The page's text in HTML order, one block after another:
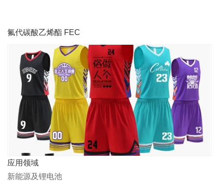
氟代碳酸乙烯酯 FEC
应用领域
新能源及锂电池